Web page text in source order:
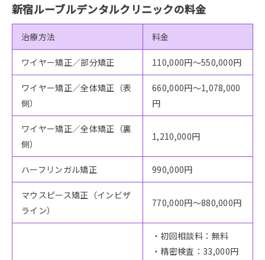
新宿ルーブルデンタルクリニックの料金
治療方法 料金
ワイヤー矯正／部分矯正 110,000円～550,000円
ワイヤー矯正／全体矯正（表
側）
660,000円～1,078,000
円
ワイヤー矯正／全体矯正（裏
側）
1,210,000円
ハーフリンガル矯正 990,000円
マウスピース矯正（インビザ
ライン）
770,000円～880,000円
・初回相談料：無料
・精密検査：33,000円